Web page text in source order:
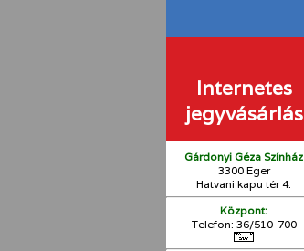
Internetes
jegyvásárlás
Gárdonyi Géza Színház
3300 Eger
Hatvani kapu tér 4.
Központ:
Telefon: 36/510-700